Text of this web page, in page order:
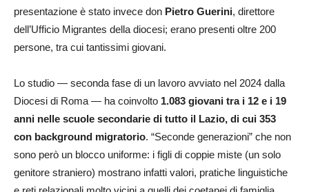
presentazione è stato invece don Pietro Guerini, direttore
dell’Ufficio Migrantes della diocesi; erano presenti oltre 200
persone, tra cui tantissimi giovani.
Lo studio — seconda fase di un lavoro avviato nel 2024 dalla
Diocesi di Roma — ha coinvolto 1.083 giovani tra i 12 e i 19
anni nelle scuole secondarie di tutto il Lazio, di cui 353
con background migratorio. “Seconde generazioni” che non
sono però un blocco uniforme: i figli di coppie miste (un solo
genitore straniero) mostrano infatti valori, pratiche linguistiche